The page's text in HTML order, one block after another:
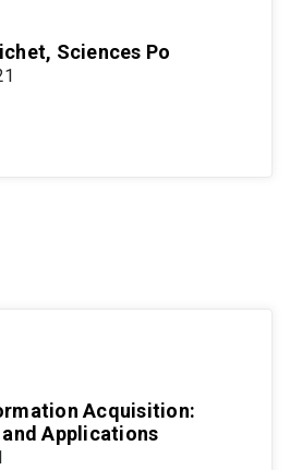
Sciences Po
Acquisition:
Applications